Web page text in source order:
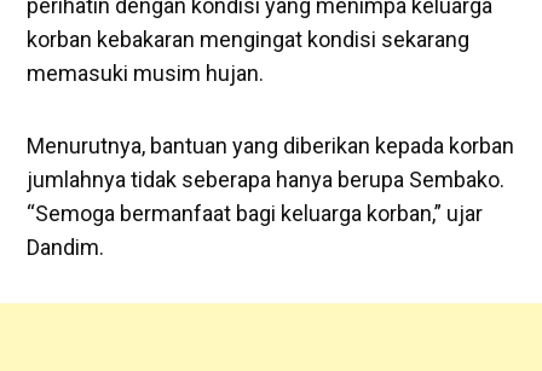
perihatin dengan kondisi yang menimpa keluarga
korban kebakaran mengingat kondisi sekarang
memasuki musim hujan.
Menurutnya, bantuan yang diberikan kepada korban
jumlahnya tidak seberapa hanya berupa Sembako.
“Semoga bermanfaat bagi keluarga korban,” ujar
Dandim.